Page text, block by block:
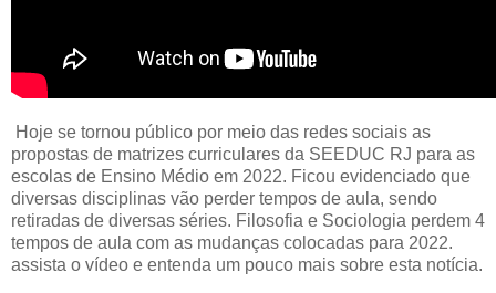
Hoje se tornou público por meio das redes sociais as
propostas de matrizes curriculares da SEEDUC RJ para as
escolas de Ensino Médio em 2022. Ficou evidenciado que
diversas disciplinas vão perder tempos de aula, sendo
retiradas de diversas séries. Filosofia e Sociologia perdem 4
tempos de aula com as mudanças colocadas para 2022.
assista o vídeo e entenda um pouco mais sobre esta notícia.